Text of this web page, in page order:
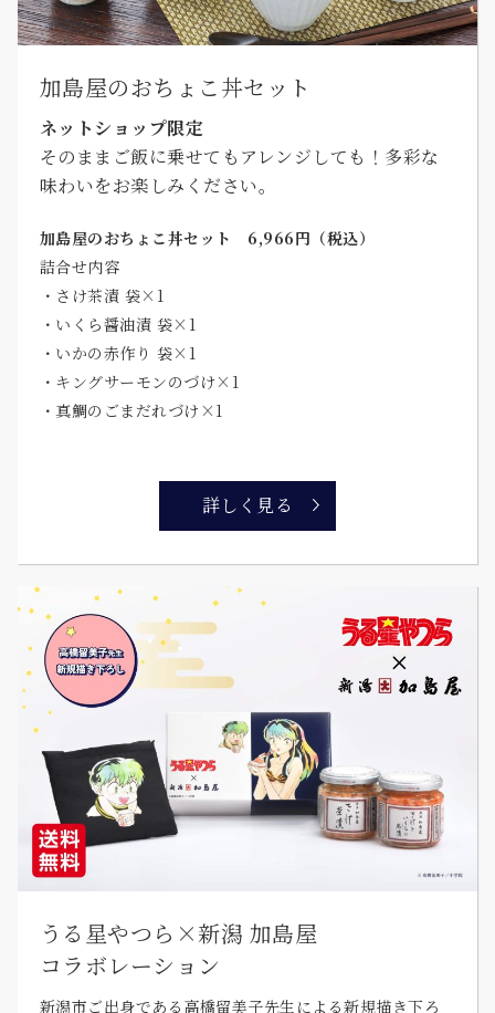
加島屋のおちょこ丼セット
ネットショップ限定
そのままご飯に乗せてもアレンジしても！多彩な
味わいをお楽しみください。
加島屋のおちょこ丼セット 6,966円（税込）
詰合せ内容
・さけ茶漬 袋×1
・いくら醤油漬 袋×1
・いかの赤作り 袋×1
・キングサーモンのづけ×1
・真鯛のごまだれづけ×1
詳しく見る
うる星やつら×新潟 加島屋
コラボレーション
新潟市ご出身である高橋留美子先生による新規描き下ろ